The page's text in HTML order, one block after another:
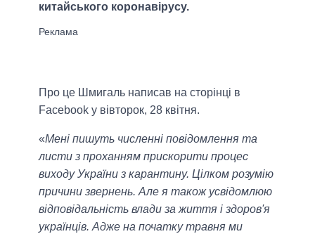
китайського коронавірусу.
Про це Шмигаль написав на сторінці в
Facebook у вівторок, 28 квітня.
«Мені пишуть численні повідомлення та
листи з проханням прискорити процес
виходу України з карантину. Цілком розумію
причини звернень. Але я також усвідомлюю
відповідальність влади за життя і здоров'я
українців. Адже на початку травня ми